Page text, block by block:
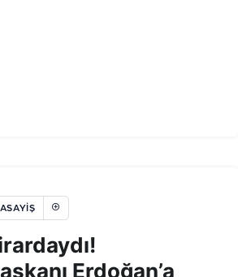
ASAYIŞ
Erdoğan’a